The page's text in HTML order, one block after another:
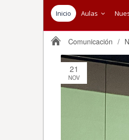
Inicio Aulas
Comunicación /